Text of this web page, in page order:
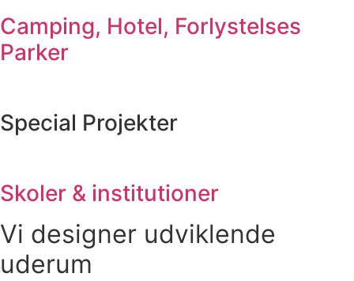
Camping, Hotel, Forlystelses
Parker
Special Projekter
Skoler & institutioner
Vi designer udviklende
uderum